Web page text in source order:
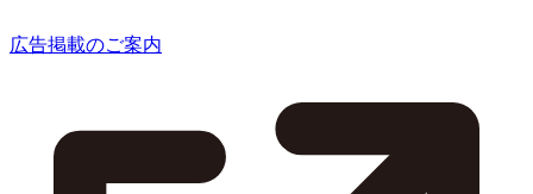
広告掲載のご案内